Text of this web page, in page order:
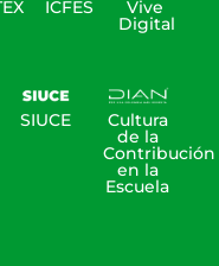
ICFES Vive
Digital
SIUCE Cultura
de la
Contribución
en la
Escuela